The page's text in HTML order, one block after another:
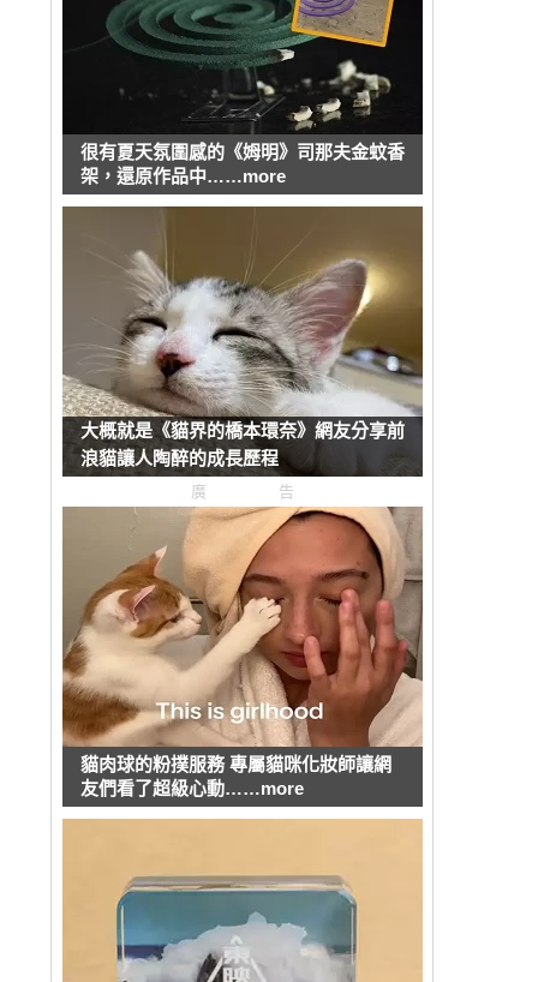
很有夏天氛圍感的《姆明》司那夫金蚊香
架，還原作品中……more
大概就是《貓界的橋本環奈》網友分享前
浪貓讓人陶醉的成長歷程
廣告
貓肉球的粉撲服務 專屬貓咪化妝師讓網
友們看了超級心動……more